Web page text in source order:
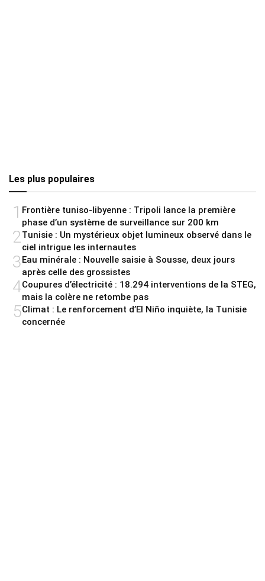
Les plus populaires
1 Frontière tuniso-libyenne : Tripoli lance la première
phase d’un système de surveillance sur 200 km
2Tunisie : Un mystérieux objet lumineux observé dans le
ciel intrigue les internautes
3 Eau minérale : Nouvelle saisie à Sousse, deux jours
après celle des grossistes
4Coupures d’électricité : 18.294 interventions de la STEG,
mais la colère ne retombe pas
5Climat : Le renforcement d’El Niño inquiète, la Tunisie
concernée